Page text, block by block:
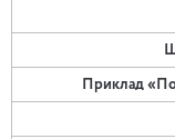
Приклад